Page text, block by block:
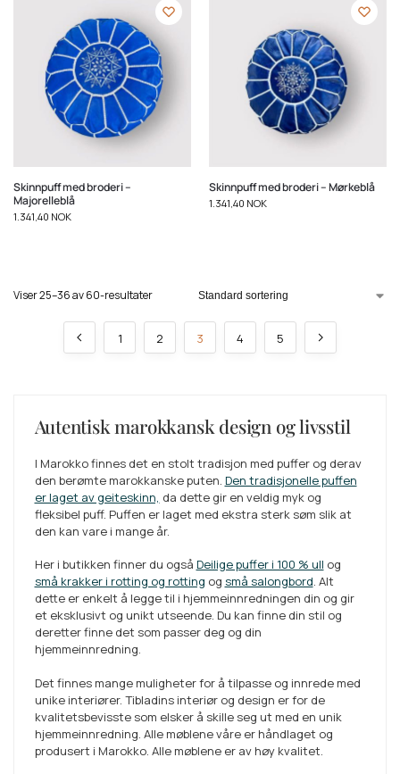
Skinnpuff med broderi –
Majorelleblå
1.341,40 NOK
Skinnpuff med broderi – Mørkeblå
1.341,40 NOK
Viser 25–36 av 60-resultater
1 2 3 4 5
Autentisk marokkansk design og livsstil
I Marokko finnes det en stolt tradisjon med puffer og derav
den berømte marokkanske puten. Den tradisjonelle puffen
er laget av geiteskinn, da dette gir en veldig myk og
fleksibel puff. Puffen er laget med ekstra sterk søm slik at
den kan vare i mange år.
Her i butikken finner du også Deilige puffer i 100 % ull og
små krakker i rotting og rotting og små salongbord. Alt
dette er enkelt å legge til i hjemmeinnredningen din og gir
et eksklusivt og unikt utseende. Du kan finne din stil og
deretter finne det som passer deg og din
hjemmeinnredning.
Det finnes mange muligheter for å tilpasse og innrede med
unike interiører. Tibladins interiør og design er for de
kvalitetsbevisste som elsker å skille seg ut med en unik
hjemmeinnredning. Alle møblene våre er håndlaget og
produsert i Marokko. Alle møblene er av høy kvalitet.